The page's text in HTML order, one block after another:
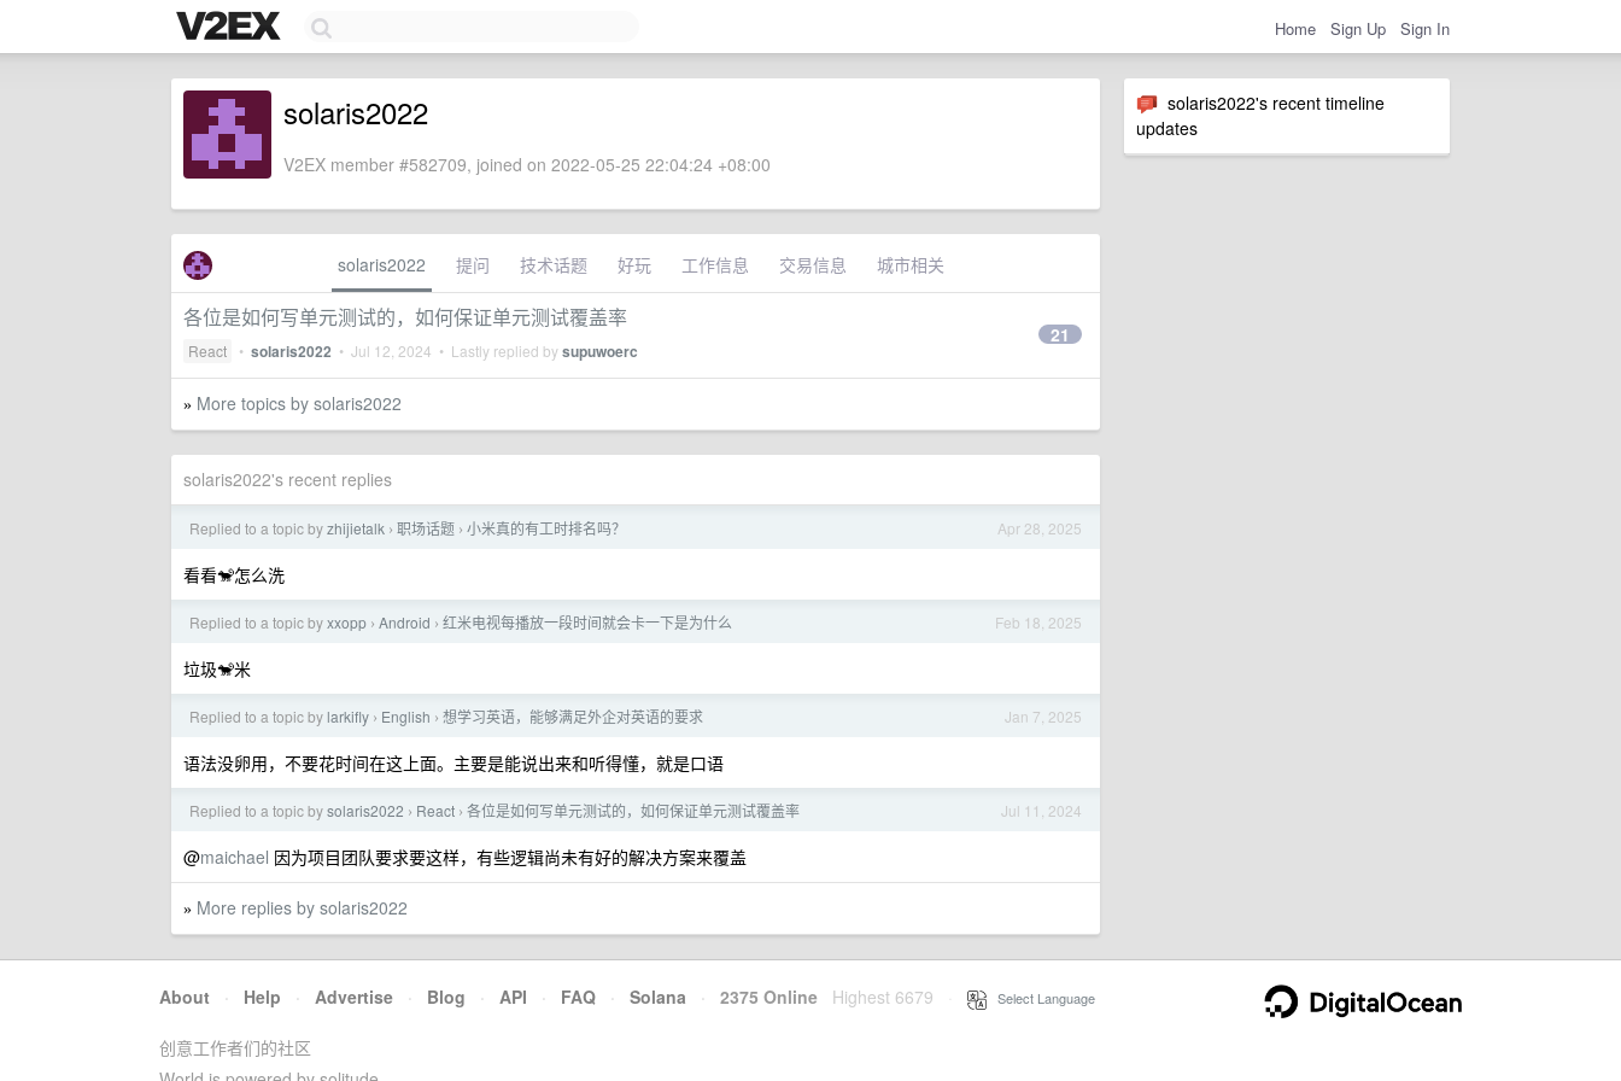
Home Sign Up Sign In
solaris2022's recent timeline
updates
solaris2022
V2EX member #582709, joined on 2022-05-25 22:04:24 +08:00
solaris2022 提问 技术话题 好玩 工作信息 交易信息 城市相关
各位是如何写单元测试的，如何保证单元测试覆盖率
React • solaris2022 • Jul 12, 2024 • Lastly replied bysupuwoerc
21
» More topics by solaris2022
solaris2022's recent replies
Apr 28, 2025
Replied to a topic byzhijietalk › 职场话题 › 小米真的有工时排名吗？
看看🐒怎么洗
Feb 18, 2025
Replied to a topic byxxopp › Android › 红米电视每播放一段时间就会卡一下是为什么
垃圾🐒米
Jan 7, 2025
Replied to a topic by larkifly › English › 想学习英语，能够满足外企对英语的要求
语法没卵用，不要花时间在这上面。主要是能说出来和听得懂，就是口语
Jul 11, 2024
Replied to a topic bysolaris2022 › React › 各位是如何写单元测试的，如何保证单元测试覆盖率
@maichael 因为项目团队要求要这样，有些逻辑尚未有好的解决方案来覆盖
» More replies by solaris2022
About · Help · Advertise · Blog · API · FAQ · Solana · 2375 Online Highest 6679 Select Language
创意工作者们的社区